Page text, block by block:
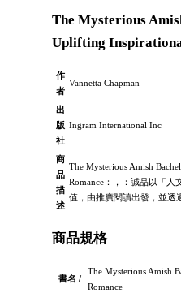
The Mysterious
Uplifting
作
者
Vannetta Chapman
出
版
社
Ingram International Inc
商
品
描
述
The Mysterious Amish
Romance：，：誠品以「人
值，由推廣閱讀出發，並透
商品規格
書名 /
The Mysterious Amish
Romance